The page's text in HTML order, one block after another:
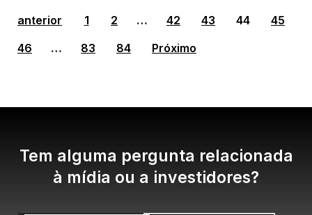
anterior 1 2 … 42 43 44
45
46
… 83 84 Próximo
Tem alguma pergunta relacionada
à mídia ou a investidores?